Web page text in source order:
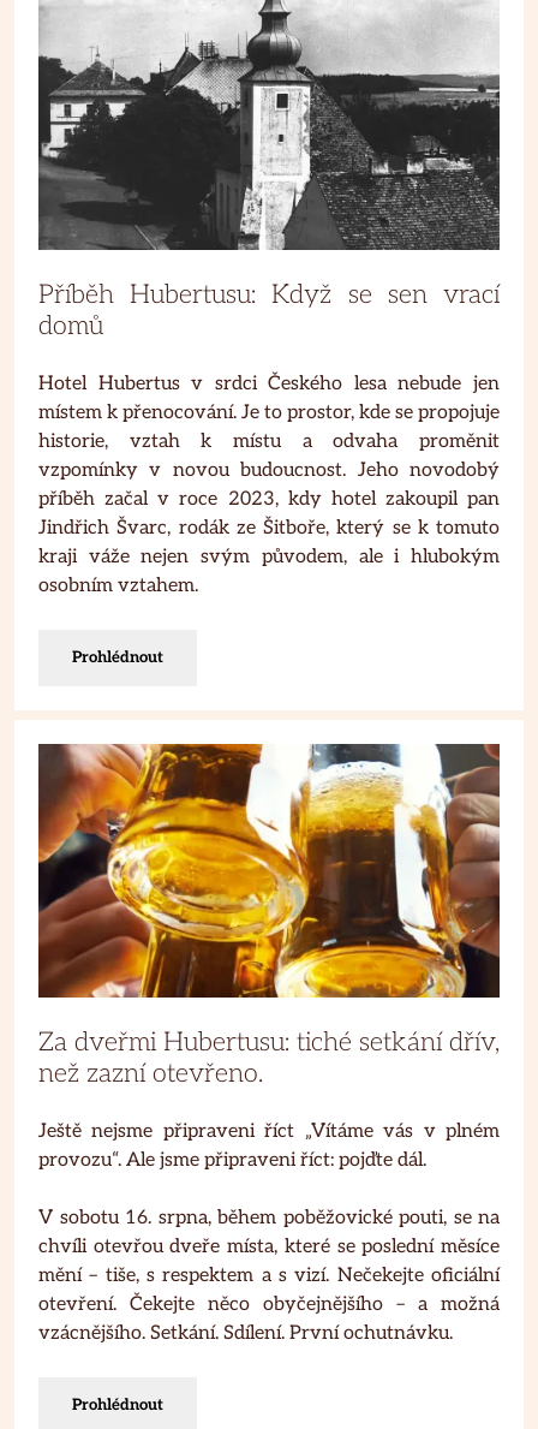
Příběh Hubertusu: Když se sen vrací
domů
Hotel Hubertus v srdci Českého lesa nebude jen
místem k přenocování. Je to prostor, kde se propojuje
historie, vztah k místu a odvaha proměnit
vzpomínky v novou budoucnost. Jeho novodobý
příběh začal v roce 2023, kdy hotel zakoupil pan
Jindřich Švarc, rodák ze Šitboře, který se k tomuto
kraji váže nejen svým původem, ale i hlubokým
osobním vztahem.
Prohlédnout
Za dveřmi Hubertusu: tiché setkání dřív,
než zazní otevřeno.
Ještě nejsme připraveni říct „Vítáme vás v plném
provozu“. Ale jsme připraveni říct: pojďte dál.
V sobotu 16. srpna, během poběžovické pouti, se na
chvíli otevřou dveře místa, které se poslední měsíce
mění – tiše, s respektem a s vizí. Nečekejte oficiální
otevření. Čekejte něco obyčejnějšího – a možná
vzácnějšího. Setkání. Sdílení. První ochutnávku.
Prohlédnout